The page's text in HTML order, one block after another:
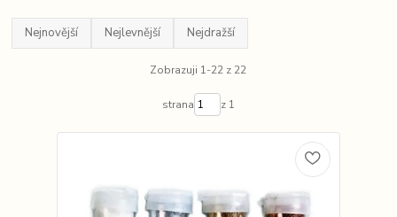
Nejnovější Nejlevnější Nejdražší
Zobrazuji 1-22 z 22
strana z 1